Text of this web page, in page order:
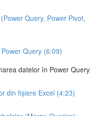
Query, Power Pivot,
Query (6:09)
datelor în Power Query
din fișiere Excel (4:23)